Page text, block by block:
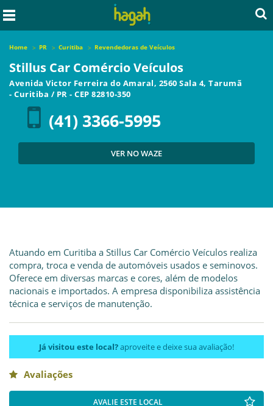
Home PR Curitiba Revendedoras de Veículos
Stillus Car Comércio Veículos
Avenida Victor Ferreira do Amaral, 2560 Sala 4, Tarumã
- Curitiba / PR - CEP 82810-350
(41) 3366-5995
VER NO WAZE
Atuando em Curitiba a Stillus Car Comércio Veículos realiza
compra, troca e venda de automóveis usados e seminovos.
Oferece em diversas marcas e cores, além de modelos
nacionais e importados. A empresa disponibiliza assistência
técnica e serviços de manutenção.
Já visitou este local?aproveite e deixe sua avaliação!
Avaliações
AVALIE ESTE LOCAL